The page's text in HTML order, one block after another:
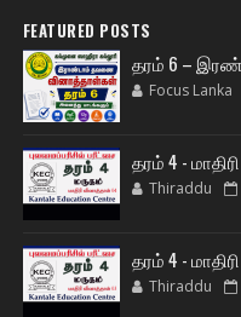
FEATURED POSTS
தரம் 6 –
Focus Lanka
தரம் 4 -
Thiraddu
தரம் 4 -
Thiraddu